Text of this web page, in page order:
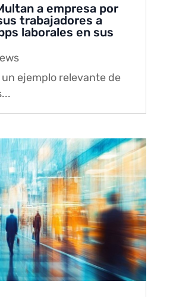
a empresa por
trabajadores a
laborales en sus
ejemplo relevante de